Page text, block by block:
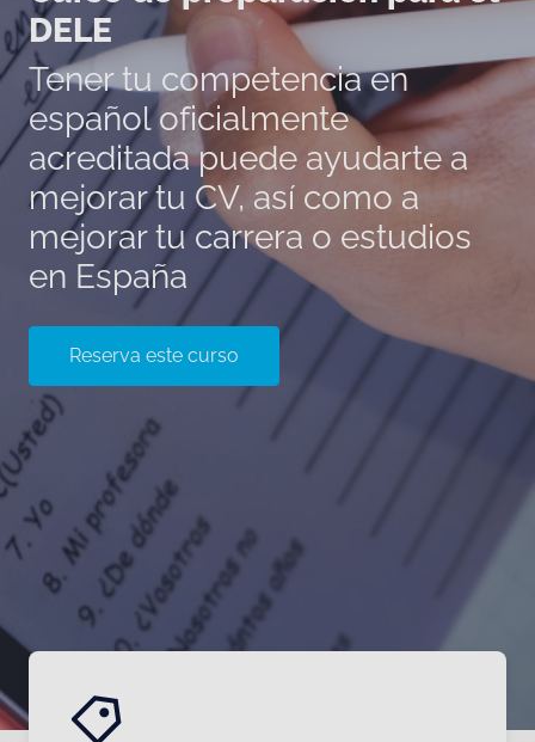
DELE
Tener tu competencia en
español oficialmente
acreditada puede ayudarte a
mejorar tu CV, así como a
mejorar tu carrera o estudios
en España
Reserva este curso